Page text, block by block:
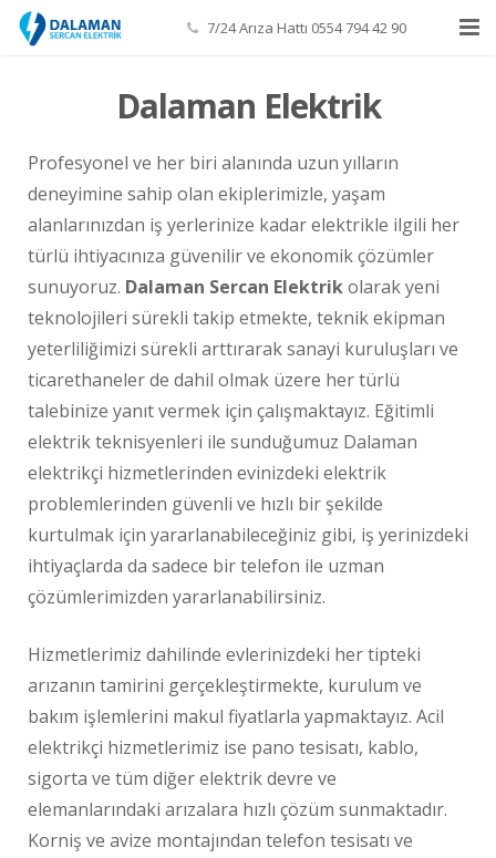
7/24 Arıza Hattı 0554 794 42 90
İletişim
Dalaman Elektrik
Profesyonel ve her biri alanında uzun yılların
deneyimine sahip olan ekiplerimizle, yaşam
alanlarınızdan iş yerlerinize kadar elektrikle ilgili her
türlü ihtiyacınıza güvenilir ve ekonomik çözümler
sunuyoruz. Dalaman Sercan Elektrikolarak yeni
teknolojileri sürekli takip etmekte, teknik ekipman
yeterliliğimizi sürekli arttırarak sanayi kuruluşları ve
ticarethaneler de dahil olmak üzere her türlü
talebinize yanıt vermek için çalışmaktayız. Eğitimli
elektrik teknisyenleri ile sunduğumuz Dalaman
elektrikçi hizmetlerinden evinizdeki elektrik
problemlerinden güvenli ve hızlı bir şekilde
kurtulmak için yararlanabileceğiniz gibi, iş yerinizdeki
ihtiyaçlarda da sadece bir telefon ile uzman
çözümlerimizden yararlanabilirsiniz.
Hizmetlerimiz dahilinde evlerinizdeki her tipteki
arızanın tamirini gerçekleştirmekte, kurulum ve
bakım işlemlerini makul fiyatlarla yapmaktayız. Acil
elektrikçi hizmetlerimiz ise pano tesisatı, kablo,
sigorta ve tüm diğer elektrik devre ve
elemanlarındaki arızalara hızlı çözüm sunmaktadır.
Korniş ve avize montajından telefon tesisatı ve